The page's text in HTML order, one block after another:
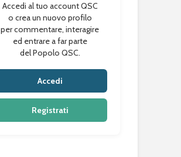
Accedi al tuo account QSC
o crea un nuovo profilo
per commentare, interagire
ed entrare a far parte
del Popolo QSC.
Accedi
Registrati